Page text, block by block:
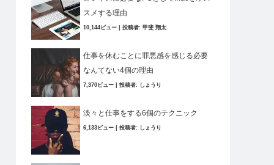
スメする理由
10,144ビュー 投稿者: 甲斐 翔太
仕事を休むことに罪悪感を感じる必要
なんてない4個の理由
7,370ビュー 投稿者: しょうり
淡々と仕事をする6個のテクニック
6,133ビュー 投稿者: しょうり